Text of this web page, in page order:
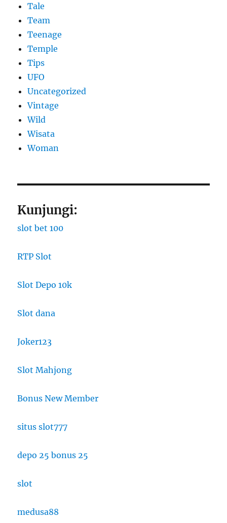
Tale
Team
Teenage
Temple
Tips
UFO
Uncategorized
Vintage
Wild
Wisata
Woman
Kunjungi:
slot bet 100
RTP Slot
Slot Depo 10k
Slot dana
Joker123
Slot Mahjong
Bonus New Member
situs slot777
depo 25 bonus 25
slot
medusa88